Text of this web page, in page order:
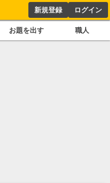
新規登録 ログイン
お題を出す 職人